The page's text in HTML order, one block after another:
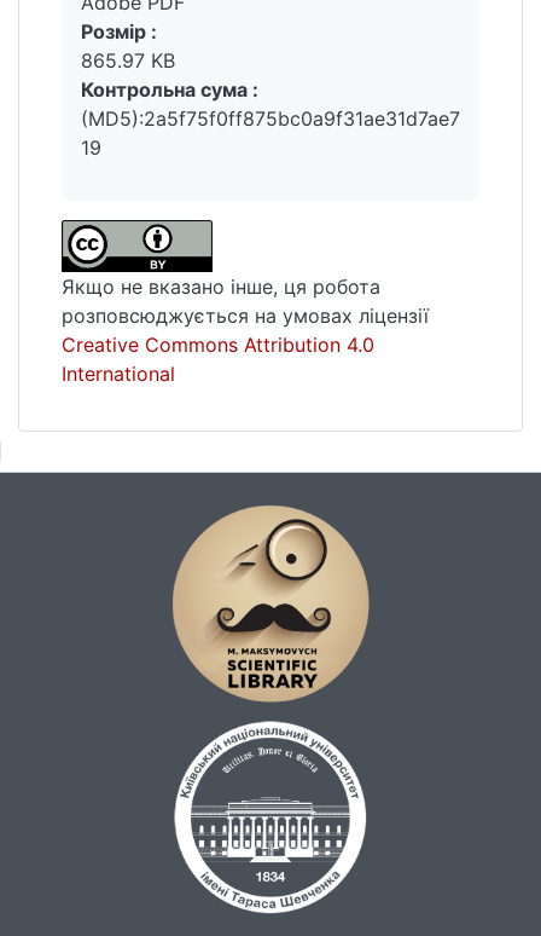
перевищують 10% відхилення від
оптимальних значень.
Розмір :
865.97 KB
Контрольна сума :
(MD5):2a5f75f0ff875bc0a9f31ae31d7ae7
19
Якщо не вказано інше, ця робота
розповсюджується на умовах ліцензії
Creative Commons Attribution 4.0
International